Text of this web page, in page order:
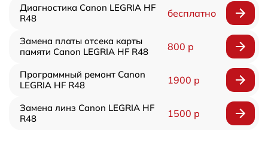
Диагностика Canon LEGRIA HF
R48
бесплатно
Замена платы отсека карты
памяти Canon LEGRIA HF R48
800 р
Программный ремонт Canon
LEGRIA HF R48
1900 р
Замена линз Canon LEGRIA HF
R48
1500 р